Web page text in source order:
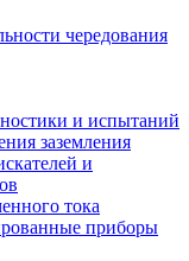
чередования
и испытаний
заземления
и
тока
приборы